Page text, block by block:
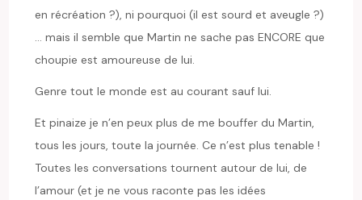
en récréation ?), ni pourquoi (il est sourd et aveugle ?)
… mais il semble que Martin ne sache pas ENCORE que
choupie est amoureuse de lui.
Genre tout le monde est au courant sauf lui.
Et pinaize je n’en peux plus de me bouffer du Martin,
tous les jours, toute la journée. Ce n’est plus tenable !
Toutes les conversations tournent autour de lui, de
l’amour (et je ne vous raconte pas les idées